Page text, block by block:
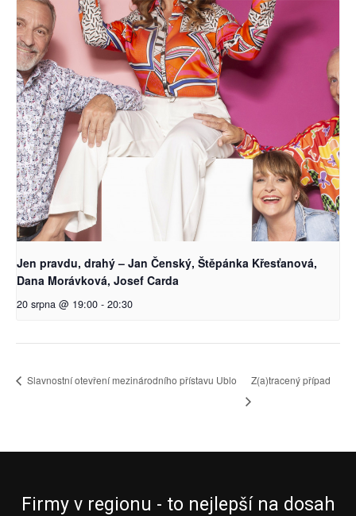
Jen pravdu, drahý – Jan Čenský, Štěpánka Křesťanová,
Dana Morávková, Josef Carda
20 srpna @ 19:00 - 20:30
Slavnostní otevření mezinárodního přístavu Ublo Z(a)tracený případ
Firmy v regionu - to nejlepší na dosah